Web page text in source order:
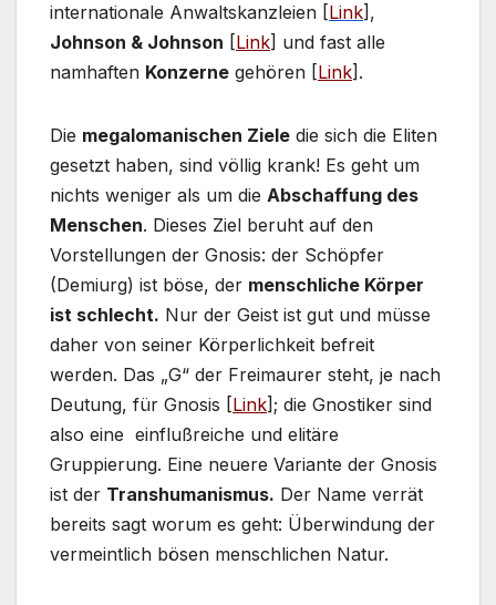
internationale Anwaltskanzleien [Link],
Johnson & Johnson [Link] und fast alle
namhaften Konzerne gehören [Link].
Die megalomanischen Ziele die sich die Eliten
gesetzt haben, sind völlig krank! Es geht um
nichts weniger als um die Abschaffung des
Menschen. Dieses Ziel beruht auf den
Vorstellungen der Gnosis: der Schöpfer
(Demiurg) ist böse, der menschliche Körper
ist schlecht. Nur der Geist ist gut und müsse
daher von seiner Körperlichkeit befreit
werden. Das „G“ der Freimaurer steht, je nach
Deutung, für Gnosis [Link]; die Gnostiker sind
also eine einflußreiche und elitäre
Gruppierung. Eine neuere Variante der Gnosis
ist der Transhumanismus. Der Name verrät
bereits sagt worum es geht: Überwindung der
vermeintlich bösen menschlichen Natur.